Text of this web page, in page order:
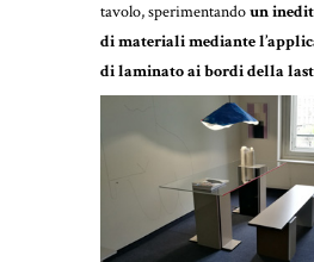
tavolo, sperimentandoun
di materiali mediante
di laminato ai bordi della